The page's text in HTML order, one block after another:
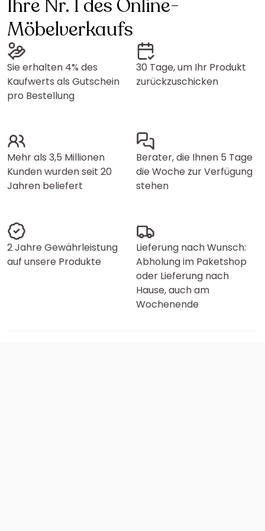
Ihre Nr. 1 des Online-
Möbelverkaufs
Sie erhalten 4% des
Kaufwerts als Gutschein
pro Bestellung
30 Tage, um Ihr Produkt
zurückzuschicken
Mehr als 3,5 Millionen
Kunden wurden seit 20
Jahren beliefert
Berater, die Ihnen 5 Tage
die Woche zur Verfügung
stehen
2 Jahre Gewährleistung
auf unsere Produkte
Lieferung nach Wunsch:
Abholung im Paketshop
oder Lieferung nach
Hause, auch am
Wochenende